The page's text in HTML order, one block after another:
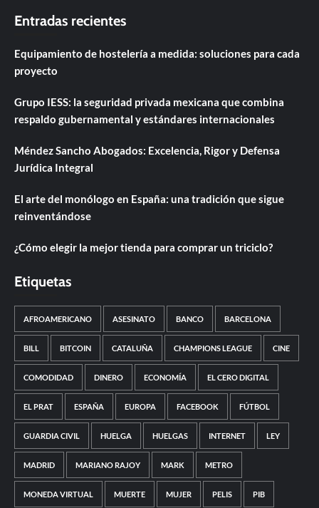
Entradas recientes
Equipamiento de hostelería a medida: soluciones para cada
proyecto
Grupo IESS: la seguridad privada mexicana que combina
respaldo gubernamental y estándares internacionales
Méndez Sancho Abogados: Excelencia, Rigor y Defensa
Jurídica Integral
El arte del monólogo en España: una tradición que sigue
reinventándose
¿Cómo elegir la mejor tienda para comprar un triciclo?
Etiquetas
AFROAMERICANO ASESINATO BANCO BARCELONA
BILL BITCOIN CATALUÑA CHAMPIONS LEAGUE CINE
COMODIDAD DINERO ECONOMÍA EL CERO DIGITAL
EL PRAT ESPAÑA EUROPA FACEBOOK FÚTBOL
GUARDIA CIVIL HUELGA HUELGAS INTERNET LEY
MADRID MARIANO RAJOY MARK METRO
MONEDA VIRTUAL MUERTE MUJER PELIS PIB